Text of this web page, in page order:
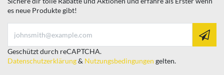
es neue Produkte gibt!
Geschützt durch reCAPTCHA.
Datenschutzerklärung& Nutzungsbedingungen gelten.